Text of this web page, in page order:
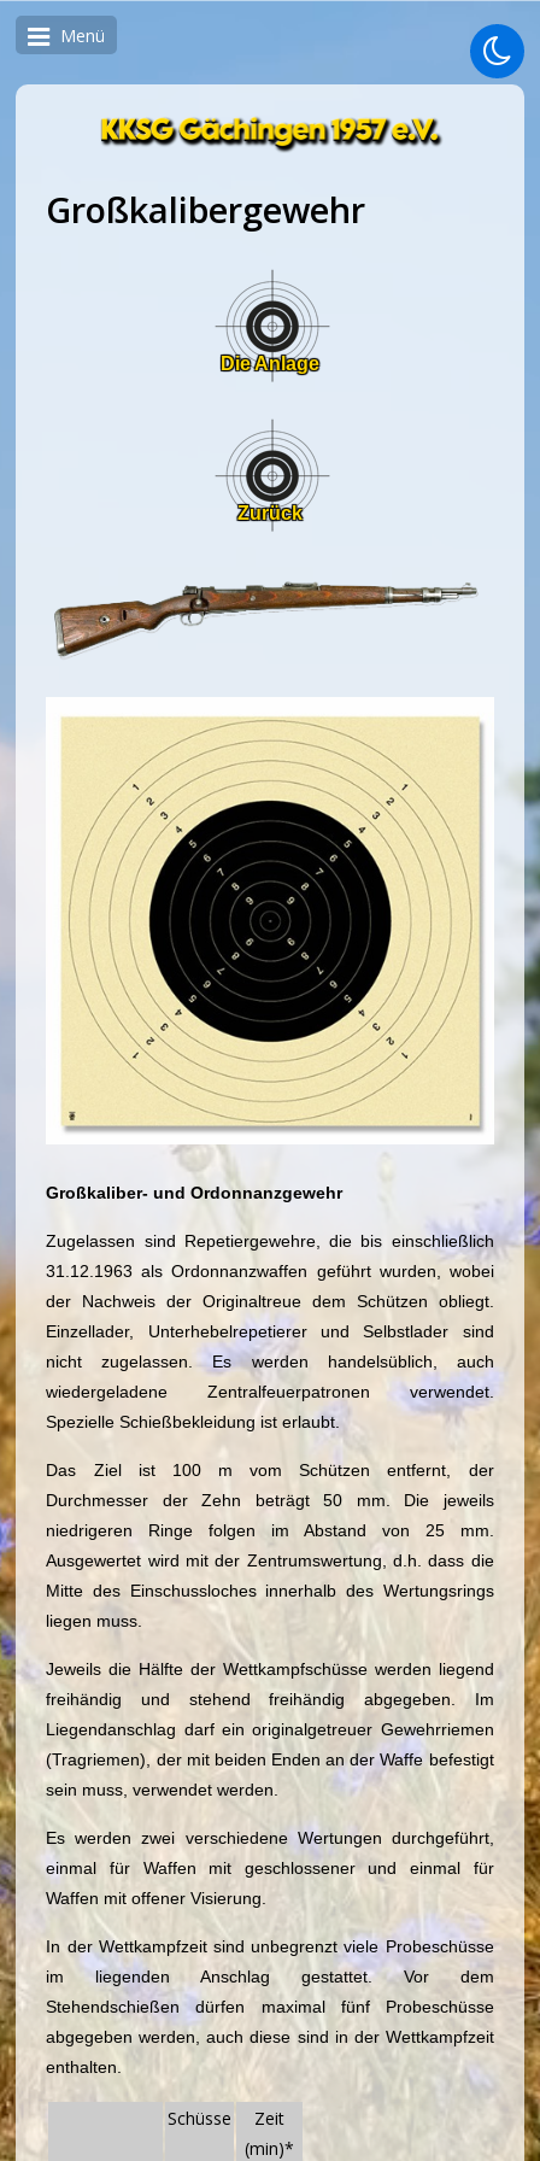
Menü
Großkalibergewehr
Die Anlage
Zurück
Großkaliber- und Ordonnanzgewehr
Zugelassen sind Repetiergewehre, die bis einschließlich
31.12.1963 als Ordonnanzwaffen geführt wurden, wobei
der Nachweis der Originaltreue dem Schützen obliegt.
Einzellader, Unterhebelrepetierer und Selbstlader sind
nicht zugelassen. Es werden handelsüblich, auch
wiedergeladene Zentralfeuerpatronen verwendet.
Spezielle Schießbekleidung ist erlaubt.
Das Ziel ist 100 m vom Schützen entfernt, der
Durchmesser der Zehn beträgt 50 mm. Die jeweils
niedrigeren Ringe folgen im Abstand von 25 mm.
Ausgewertet wird mit der Zentrumswertung, d.h. dass die
Mitte des Einschussloches innerhalb des Wertungsrings
liegen muss.
Jeweils die Hälfte der Wettkampfschüsse werden liegend
freihändig und stehend freihändig abgegeben. Im
Liegendanschlag darf ein originalgetreuer Gewehrriemen
(Tragriemen), der mit beiden Enden an der Waffe befestigt
sein muss, verwendet werden.
Es werden zwei verschiedene Wertungen durchgeführt,
einmal für Waffen mit geschlossener und einmal für
Waffen mit offener Visierung.
In der Wettkampfzeit sind unbegrenzt viele Probeschüsse
im liegenden Anschlag gestattet. Vor dem
Stehendschießen dürfen maximal fünf Probeschüsse
abgegeben werden, auch diese sind in der Wettkampfzeit
enthalten.
Schüsse
Zeit
(min)*